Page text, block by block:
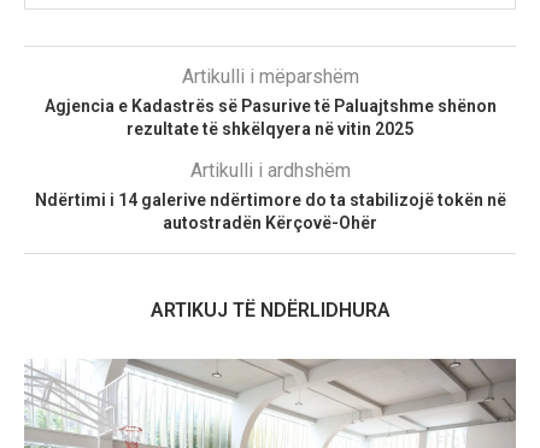
Artikulli i mëparshëm
Agjencia e Kadastrës së Pasurive të Paluajtshme shënon
rezultate të shkëlqyera në vitin 2025
Artikulli i ardhshëm
Ndërtimi i 14 galerive ndërtimore do ta stabilizojë tokën në
autostradën Kërçovë-Ohër
ARTIKUJ TË NDËRLIDHURA